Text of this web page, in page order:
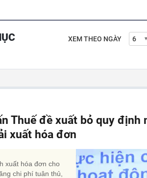
XEM THEO NGÀY
Thuế đề xuất bỏ quy định
xuất hóa đơn
xuất hóa đơn cho
chi phí tuân thủ,